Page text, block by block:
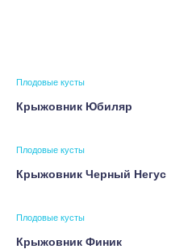
Плодовые кусты
Крыжовник Юбиляр
Плодовые кусты
Крыжовник Черный Негус
Плодовые кусты
Крыжовник Финик